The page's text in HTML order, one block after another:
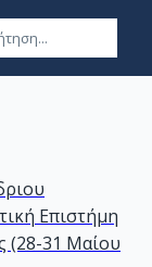
Επιστήμη
(28-31 Μαίου